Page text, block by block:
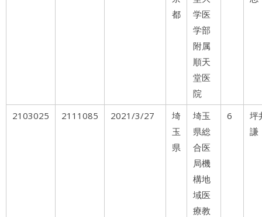
都
学医
学部
附属
順天
堂医
院
2103025 2111085 2021/3/27
埼
玉
県
埼玉
県総
合医
局機
構地
域医
療教
6
謙